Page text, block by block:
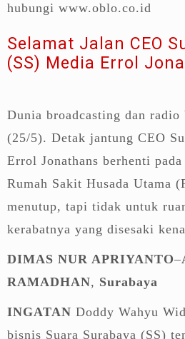
hubungi www.oblo.co.id
Selamat Jalan CEO
(SS) Media Errol
Dunia broadcasting dan radio
(25/5). Detak jantung CEO
Errol Jonathans berhenti
Rumah Sakit Husada Utama
menutup, tapi tidak untuk
kerabatnya yang disesaki
DIMAS NUR APRIYANTO–
RAMADHAN, Surabaya
INGATAN Doddy Wahyu
bisnis Suara Surabaya (SS)